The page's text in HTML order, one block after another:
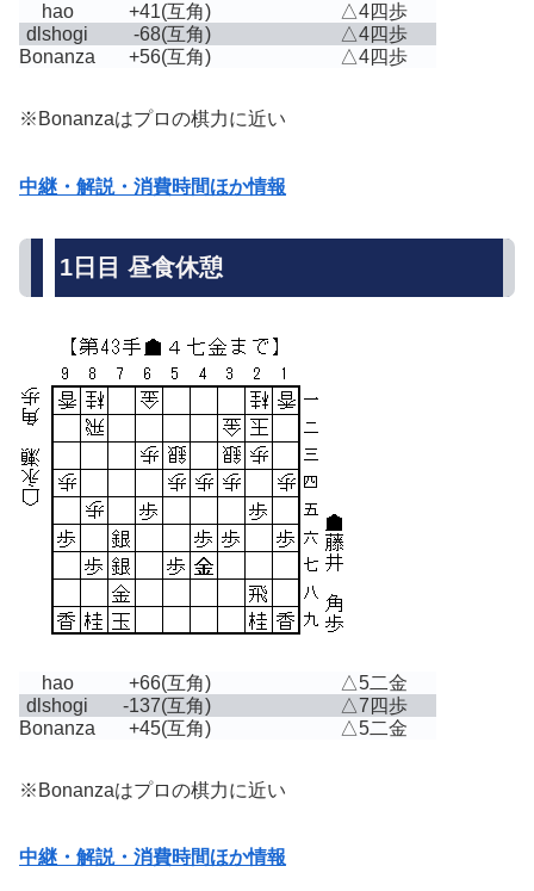
hao +41(互角)
△4四歩
dlshogi
-68(互角)
△4四歩
Bonanza
+56(互角) △4四歩
※Bonanzaはプロの棋力に近い
中継・解説・消費時間ほか情報
1日目 昼食休憩
hao +66(互角)
△5二金
dlshogi
-137(互角)
△7四歩
Bonanza
+45(互角) △5二金
※Bonanzaはプロの棋力に近い
中継・解説・消費時間ほか情報